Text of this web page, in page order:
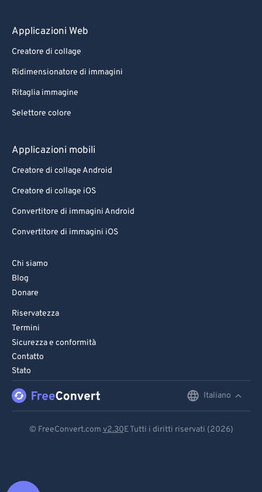
Applicazioni Web
Creatore di collage
Ridimensionatore di immagini
Ritaglia immagine
Selettore colore
Applicazioni mobili
Creatore di collage Android
Creatore di collage iOS
Convertitore di immagini Android
Convertitore di immagini iOS
Chi siamo
Blog
Donare
Riservatezza
Termini
Sicurezza e conformità
Contatto
Stato
Italiano
© FreeConvert.com v2.30E Tutti i diritti riservati (2026)